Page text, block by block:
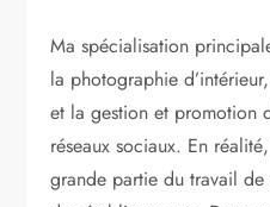
Ma spécialisation
la photographie
et la gestion et promotion
réseaux sociaux. En
grande partie du travail